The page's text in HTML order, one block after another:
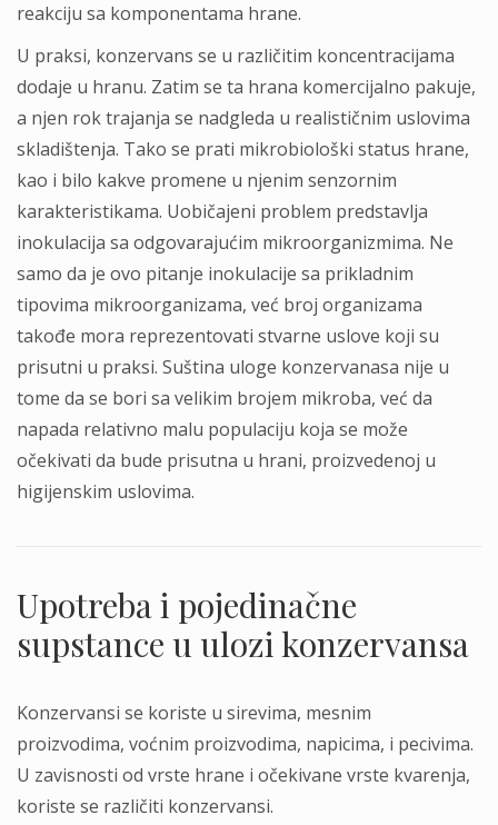
reakciju sa komponentama hrane.
U praksi, konzervans se u različitim koncentracijama
dodaje u hranu. Zatim se ta hrana komercijalno pakuje,
a njen rok trajanja se nadgleda u realističnim uslovima
skladištenja. Tako se prati mikrobiološki status hrane,
kao i bilo kakve promene u njenim senzornim
karakteristikama. Uobičajeni problem predstavlja
inokulacija sa odgovarajućim mikroorganizmima. Ne
samo da je ovo pitanje inokulacije sa prikladnim
tipovima mikroorganizama, već broj organizama
takođe mora reprezentovati stvarne uslove koji su
prisutni u praksi. Suština uloge konzervanasa nije u
tome da se bori sa velikim brojem mikroba, već da
napada relativno malu populaciju koja se može
očekivati da bude prisutna u hrani, proizvedenoj u
higijenskim uslovima.
Upotreba i pojedinačne
supstance u ulozi konzervansa
Konzervansi se koriste u sirevima, mesnim
proizvodima, voćnim proizvodima, napicima, i pecivima.
U zavisnosti od vrste hrane i očekivane vrste kvarenja,
koriste se različiti konzervansi.